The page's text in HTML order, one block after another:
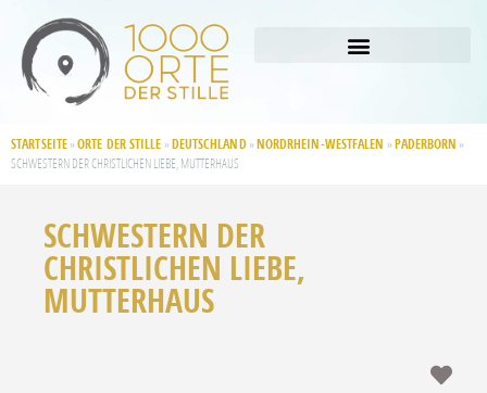
STARTSEITE » ORTE DER STILLE » DEUTSCHLAND» NORDRHEIN-WESTFALEN » PADERBORN »
SCHWESTERN DER CHRISTLICHEN LIEBE, MUTTERHAUS
SCHWESTERN DER
CHRISTLICHEN LIEBE,
MUTTERHAUS